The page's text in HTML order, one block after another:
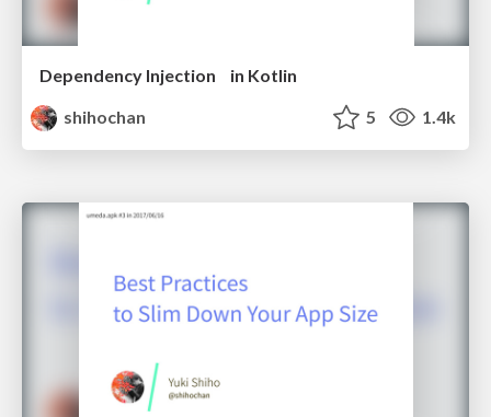
Dependency Injection in Kotlin
shihochan
5 1.4k